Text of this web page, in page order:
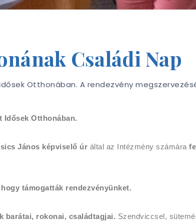
Családi Nap
Otthonában. A rendezvény
Idősek Otthonában.
János képviselő úr által az Intézmény számára
támogatták rendezvényünket.
barátai, rokonai, családtagjai. Szendviccsel,